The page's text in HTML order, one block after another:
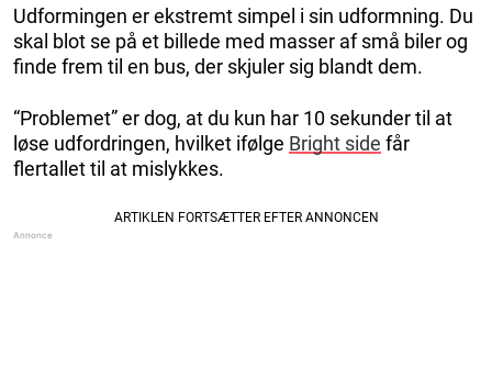
Udformingen er ekstremt simpel i sin udformning. Du
skal blot se på et billede med masser af små biler og
finde frem til en bus, der skjuler sig blandt dem.
“Problemet” er dog, at du kun har 10 sekunder til at
løse udfordringen, hvilket ifølge Bright side får
flertallet til at mislykkes.